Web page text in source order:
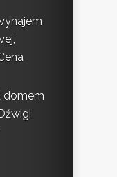
domem